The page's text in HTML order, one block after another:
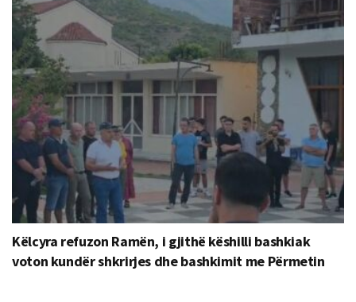
Këlcyra refuzon Ramën, i gjithë këshilli bashkiak
voton kundër shkrirjes dhe bashkimit me Përmetin